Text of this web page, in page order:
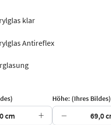
Dauphine
klar
Antireflex
+
Höhe: (Ihres Bildes)
−